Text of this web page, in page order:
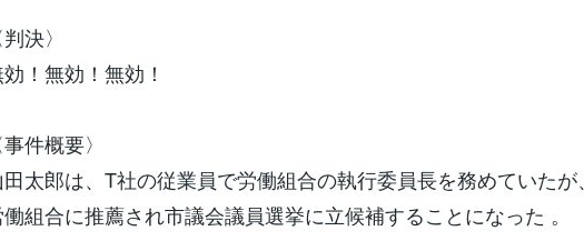
判決〉
！無効！無効！
事件概要〉
田太郎は、T社の従業員で労働組合の執行委員長を務めていたが
組合に推薦され市議会議員選挙に立候補することになった 。